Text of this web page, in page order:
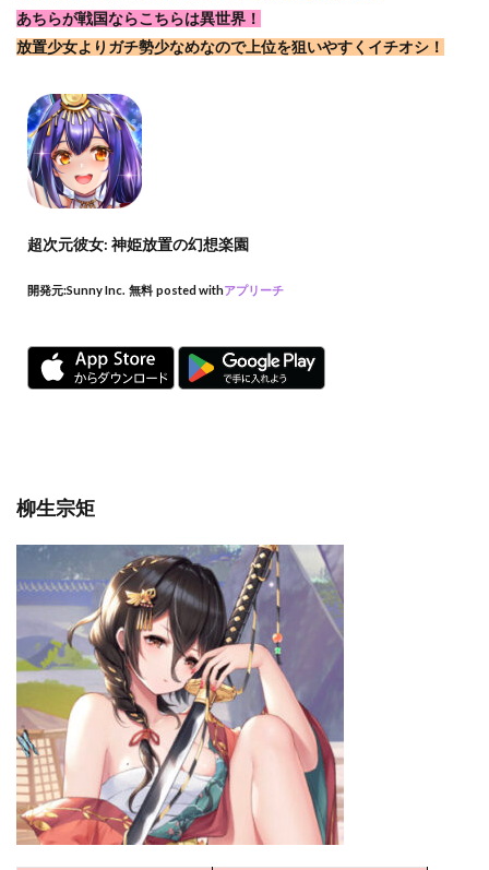
あちらが戦国ならこちらは異世界！
放置少女よりガチ勢少なめなので上位を狙いやすくイチオシ！
超次元彼女: 神姫放置の幻想楽園
開発元:Sunny Inc. 無料 posted withアプリーチ
柳生宗矩